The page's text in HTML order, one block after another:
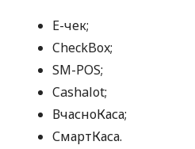
E-чек;
CheckBox;
SM-POS;
Cashalot;
ВчасноКаса;
СмартКаса.